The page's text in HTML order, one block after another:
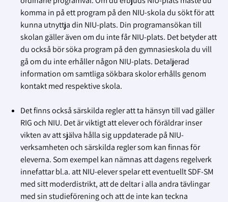
komma in på ett program på den NIU-skola du sökt för att
kunna utnyttja din NIU-plats. Din programansökan till
skolan gäller även om du inte får NIU-plats. Det betyder att
du också bör söka program på den gymnasieskola du vill
gå om du inte erhåller någon NIU-plats. Detaljerad
information om samtliga sökbara skolor erhålls genom
kontakt med respektive skola.
Det finns också särskilda regler att ta hänsyn till vad gäller
RIG och NIU. Det är viktigt att elever och föräldrar inser
vikten av att själva hålla sig uppdaterade på NIU-
verksamheten och särskilda regler som kan finnas för
eleverna. Som exempel kan nämnas att dagens regelverk
innefattar bl.a. att NIU-elever spelar ett eventuellt SDF-SM
med sitt moderdistrikt, att de deltar i alla andra tävlingar
med sin studieförening och att de inte kan teckna